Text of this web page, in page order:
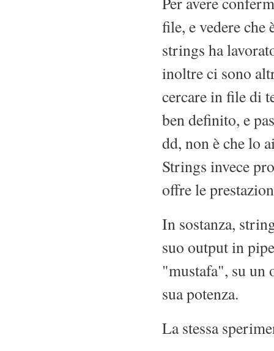
file, e vedere
strings ha
inoltre ci sono
cercare in file di
ben definito, e
dd, non è che lo
Strings invece
offre le
In sostanza,
suo output in
"mustafa", su un
sua potenza.
La stessa